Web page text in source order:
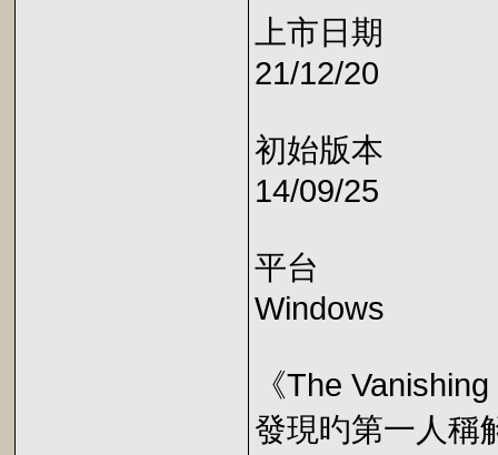
上市日期
21/12/20
初始版本
14/09/25
平台
Windows
《The
發現旳第一人稱